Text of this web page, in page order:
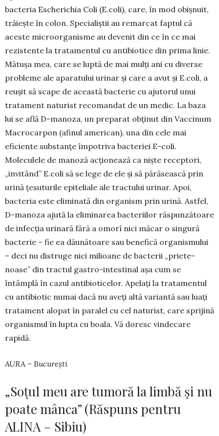
bacteria Escheri­chia Coli (E.coli), care, în mod obiș­nuit,
trăiește în colon. Specialiștii au remarcat faptul că
aceste microor­ga­nisme au de­venit din ce în ce mai
rezistente la tratamentul cu antibiotice din prima linie.
Mătușa mea, care se luptă de mai mulți ani cu diverse
probleme ale aparatului urinar și care a avut și E.coli, a
reușit să scape de această bacterie cu ajutorul unui
trata­ment naturist recomandat de un medic. La baza
lui se află D-manoza, un pre­parat obținut din Vac­ci­num
Macro­car­pon (afinul american), una din cele mai
eficiente substanțe împotriva bacteriei E-coli.
Moleculele de manoză acționea­ză ca niște recep­tori,
„invitând” E.coli să se lege de ele și să pără­sească prin
urină țesuturile epiteliale ale tractului urinar. Apoi,
bacteria este eli­minată din organism prin urină. Astfel,
D-manoza aju­tă la elimi­narea bacteriilor răs­pun­zătoare
de infecția urinară fără a omorî nici măcar o singură
bac­terie – fie ea dăunătoare sau be­ne­fică organismului
– deci nu dis­truge nici milioane de bacterii „priete­
noase” din tractul gastro-intes­ti­nal așa cum se
întâmplă în cazul antibioticelor. Ape­lați la trata­mentul
cu anti­biotic numai dacă nu aveți altă va­riantă sau luați
tratament alo­pat în pa­ralel cu cel naturist, care sprijină
organismul în lupta cu boa­la. Vă doresc vin­decare
rapidă.
AURA – București
„Soțul meu are tumoră la limbă și nu
poate mânca” (Răspuns pentru
ALINA – Sibiu)